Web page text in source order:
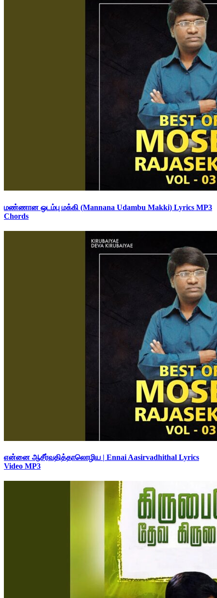
மண்ணான ஒடம்பு மக்கி (Mannana Udambu Makki) Lyrics MP3
Chords
என்னை ஆசீர்வதித்தாலொழிய | Ennai Aasirvadhithal Lyrics
Video MP3